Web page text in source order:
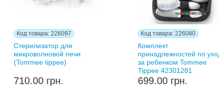
Код товара: 226097
Стерилизатор для
микроволновой печи
(Tommee tippee)
710.00 грн.
Код товара: 226080
Комплект
принадлежностей по
за ребенком Tommee
Tippee 42301281
699.00 грн.